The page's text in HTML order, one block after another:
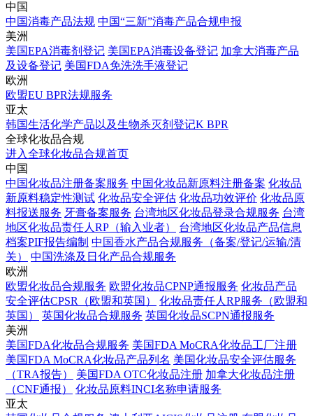
中国
中国消毒产品法规 中国“三新”消毒产品合规申报
美洲
美国EPA消毒剂登记 美国EPA消毒设备登记 加拿大消毒产品
及设备登记 美国FDA免洗洗手液登记
欧洲
欧盟EU BPR法规服务
亚太
韩国生活化学产品以及生物杀灭剂登记K BPR
全球化妆品合规
进入全球化妆品合规首页
中国
中国化妆品注册备案服务 中国化妆品新原料注册备案 化妆品
新原料稳定性测试 化妆品安全评估 化妆品功效评价 化妆品原
料报送服务 牙膏备案服务 台湾地区化妆品登录合规服务 台湾
地区化妆品责任人RP（输入业者）
台湾地区化妆品产品信息
档案PIF报告编制 中国香水产品合规服务（备案/登记/运输/清
关）
中国洗涤及日化产品合规服务
欧洲
欧盟化妆品合规服务 欧盟化妆品CPNP通报服务 化妆品产品
安全评估CPSR（欧盟和英国）
化妆品责任人RP服务（欧盟和
英国）
英国化妆品合规服务 英国化妆品SCPN通报服务
美洲
美国FDA化妆品合规服务 美国FDA MoCRA化妆品工厂注册
美国FDA MoCRA化妆品产品列名 美国化妆品安全评估服务
（TRA报告）
美国FDA OTC化妆品注册 加拿大化妆品注册
（CNF通报）
化妆品原料INCI名称申请服务
亚太